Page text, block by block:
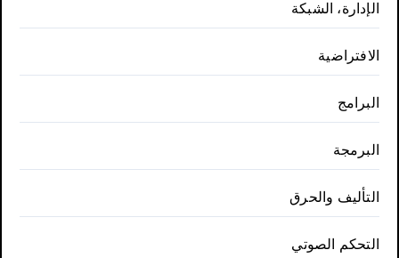
الإدارة، الشبكة
الافتراضية
البرامج
البرمجة
التأليف والحرق
التحكم الصوتي